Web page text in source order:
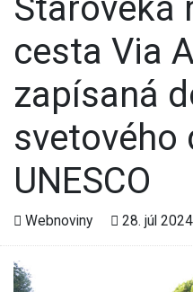
cesta Via
zapísaná
svetového
UNESCO
Webnoviny 28. júl 2024